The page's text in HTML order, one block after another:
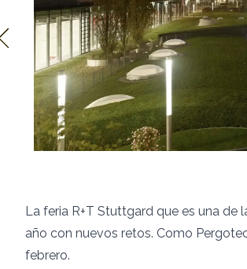
La feria R+T Stuttgard que es una
año con nuevos retos. Como
febrero.